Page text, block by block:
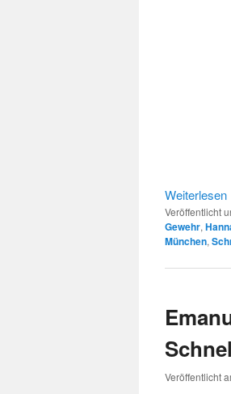
Weiterlesen
Veröffentlicht
Gewehr,
München,
Veröffentlicht